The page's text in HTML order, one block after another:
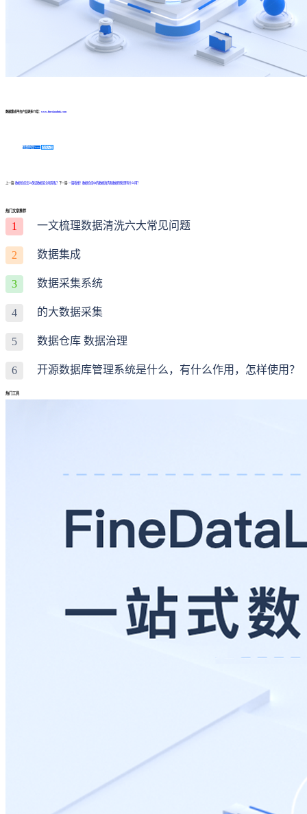
数据集成平台产品更多介绍： www.finedatalink.com
免费体验Demo 咨询方案
上一篇: 数据仓库怎么保证数据安全和隐私？ 下一篇: 一篇看懂！数据仓库中的数据清洗和数据预处理有什么用？
热门文章推荐
1 一文梳理数据清洗六大常见问题
2 数据集成
3 数据采集系统
4 的大数据采集
5 数据仓库 数据治理
6 开源数据库管理系统是什么，有什么作用，怎样使用？
热门工具